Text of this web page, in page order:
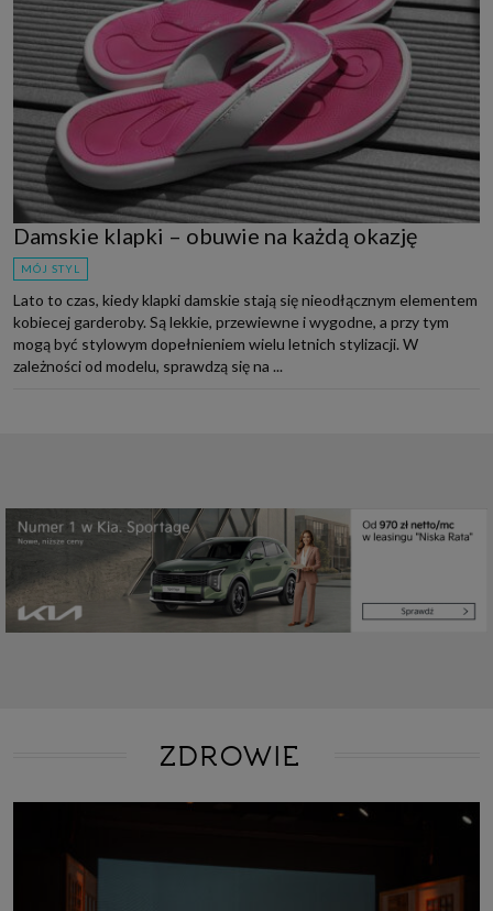
Damskie klapki – obuwie na każdą okazję
MÓJ STYL
Lato to czas, kiedy klapki damskie stają się nieodłącznym elementem
kobiecej garderoby. Są lekkie, przewiewne i wygodne, a przy tym
mogą być stylowym dopełnieniem wielu letnich stylizacji. W
zależności od modelu, sprawdzą się na ...
ZDROWIE